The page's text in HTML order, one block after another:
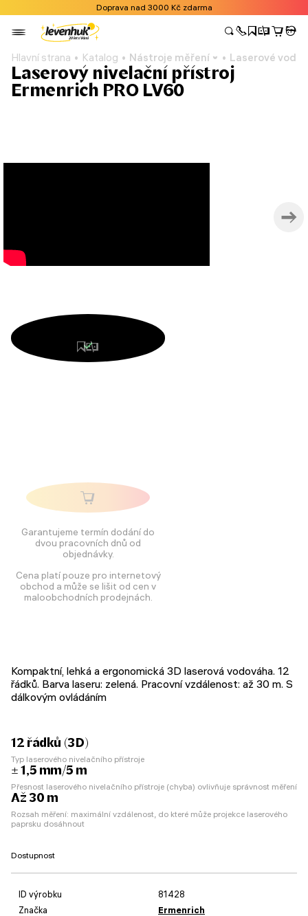
Doprava nad 3000 Kč zdarma
Hlavní strana Katalog Nástroje měření Laserové
Laserový nivelační přístroj
Ermenrich PRO LV60
Garantujeme termín dodání do
dvou pracovních dnů od
objednávky.
Cena platí pouze pro internetový
obchod a může se lišit od cen v
maloobchodních prodejnách.
Kompaktní, lehká a ergonomická 3D laserová vodováha. 12
řádků. Barva laseru: zelená. Pracovní vzdálenost: až 30 m. S
dálkovým ovládáním
12 řádků (3D)
Typ laserového nivelačního přístroje
± 1,5 mm/5 m
Přesnost laserového nivelačního přístroje (chyba) ovlivňuje správnost měření
Až 30 m
Rozsah měření: maximální vzdálenost, do které může projekce laserového
paprsku dosáhnout
Dostupnost
ID výrobku
81428
Značka
Ermenrich